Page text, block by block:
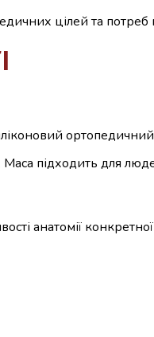
цілей та потреб
ортопедичний
Маса підходить для
анатомії